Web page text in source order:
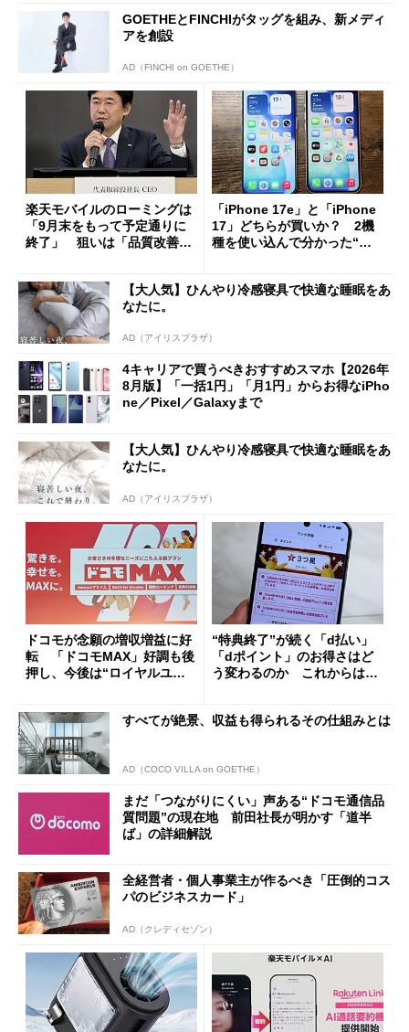
GOETHEとFINCHIがタッグを組み、新メディ
アを創設
AD（FINCHI on GOETHE）
楽天モバイルのローミングは
「9月末をもって予定通りに
終了」 狙いは「品質改善」
も
「iPhone 17e」と「iPhone
17」どちらが買いか？ 2機
種を使い込んで分かった“ス
【大人気】ひんやり冷感寝具で快適な睡眠をあ
なたに。
AD（アイリスプラザ）
4キャリアで買うべきおすすめスマホ【2026年
8月版】「一括1円」「月1円」からお得なiPho
ne／Pixel／Galaxyまで
【大人気】ひんやり冷感寝具で快適な睡眠をあ
なたに。
AD（アイリスプラザ）
ドコモが念願の増収増益に好
転 「ドコモMAX」好調も後
押し、今後は“ロイヤルユー
“特典終了”が続く「d払い」
「dポイント」のお得さはど
う変わるのか これからは
すべてが絶景、収益も得られるその仕組みとは
AD（COCO VILLA on GOETHE）
まだ「つながりにくい」声ある“ドコモ通信品
質問題”の現在地 前田社長が明かす「道半
ば」の詳細解説
全経営者・個人事業主が作るべき「圧倒的コス
パのビジネスカード」
AD（クレディセゾン）